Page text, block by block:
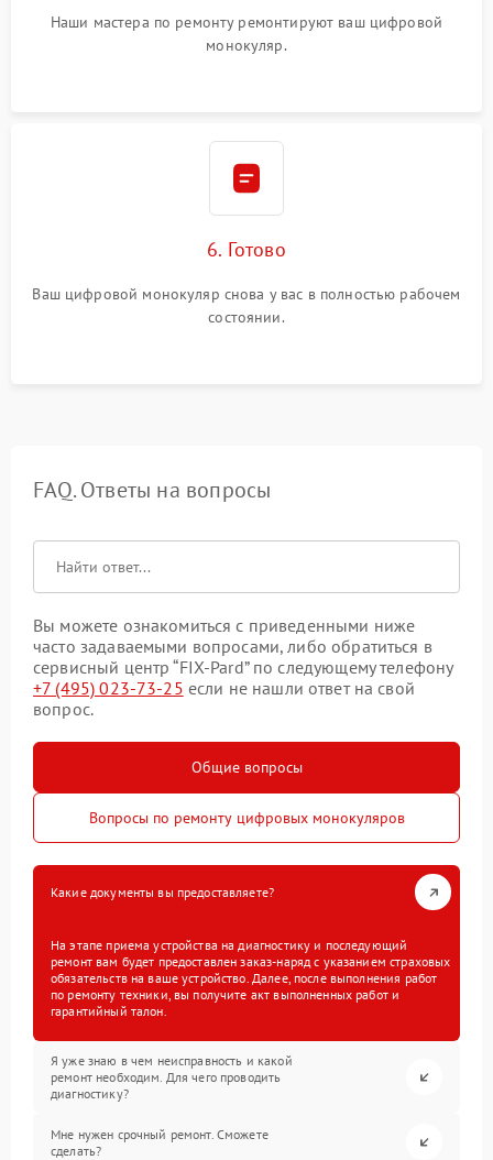
Наши мастера по ремонту ремонтируют ваш цифровой
монокуляр.
6. Готово
Ваш цифровой монокуляр снова у вас в полностью рабочем
состоянии.
FAQ. Ответы на вопросы
Вы можете ознакомиться с приведенными ниже
часто задаваемыми вопросами, либо обратиться в
сервисный центр “FIX-Pard” по следующему телефону
+7 (495) 023-73-25 если не нашли ответ на свой
вопрос.
Общие вопросы
Вопросы по ремонту цифровых монокуляров
Какие документы вы предоставляете?
На этапе приема устройства на диагностику и последующий
ремонт вам будет предоставлен заказ-наряд с указанием страховых
обязательств на ваше устройство. Далее, после выполнения работ
по ремонту техники, вы получите акт выполненных работ и
гарантийный талон.
Я уже знаю в чем неисправность и какой
ремонт необходим. Для чего проводить
диагностику?
Мне нужен срочный ремонт. Сможете
сделать?